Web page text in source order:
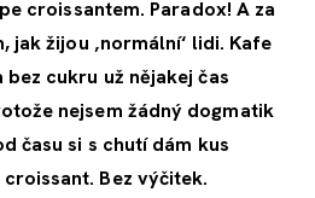
croissantem. Paradox! A za
jak žijou ‚normální‘ lidi. Kafe
cukru už nějakej čas
nejsem žádný dogmatik
času si s chutí dám kus
Bez výčitek.